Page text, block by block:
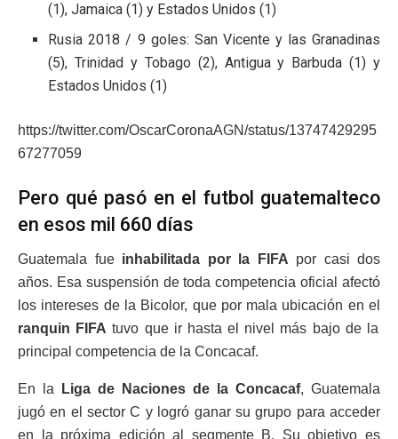
(1), Jamaica (1) y Estados Unidos (1)
Rusia 2018 / 9 goles: San Vicente y las Granadinas
(5), Trinidad y Tobago (2), Antigua y Barbuda (1) y
Estados Unidos (1)
https://twitter.com/OscarCoronaAGN/status/13747429295
67277059
Pero qué pasó en el futbol guatemalteco
en esos mil 660 días
Guatemala fue inhabilitada por la FIFA por casi dos
años. Esa suspensión de toda competencia oficial afectó
los intereses de la Bicolor, que por mala ubicación en el
ranquin FIFA tuvo que ir hasta el nivel más bajo de la
principal competencia de la Concacaf.
En la Liga de Naciones de la Concacaf, Guatemala
jugó en el sector C y logró ganar su grupo para acceder
en la próxima edición al segmente B. Su objetivo es